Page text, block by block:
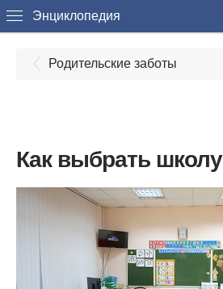
Энциклопедия
Родительские заботы
Как выбрать школу